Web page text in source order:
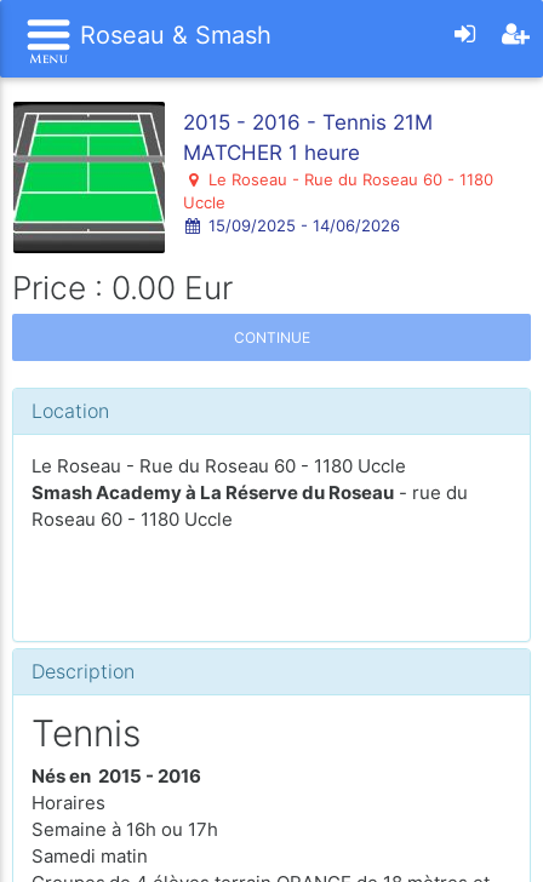
Roseau & Smash
2015 - 2016 - Tennis 21M
MATCHER 1 heure
Le Roseau - Rue du Roseau 60 - 1180
Uccle
15/09/2025 - 14/06/2026
Price : 0.00 Eur
CONTINUE
Location
Le Roseau - Rue du Roseau 60 - 1180 Uccle
Smash Academy à La Réserve du Roseau - rue du
Roseau 60 - 1180 Uccle
Description
Tennis
Nés en 2015 - 2016
Horaires
Semaine à 16h ou 17h
Samedi matin